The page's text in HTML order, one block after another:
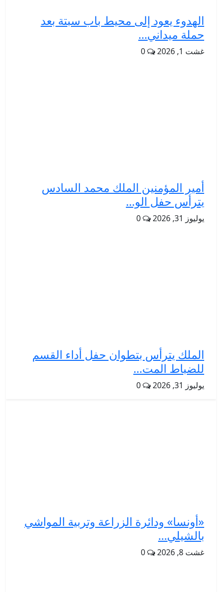
الهدوء يعود إلى محيط باب سبتة بعد
حملة ميداني...
غشت 1, 2026 0
أمير المؤمنين الملك محمد السادس
يترأس حفل الو...
يوليوز 31, 2026 0
الملك يترأس بتطوان حفل أداء القسم
للضباط المت...
يوليوز 31, 2026 0
«أونسا» ودائرة الزراعة وتربية المواشي
بالشيلي...
غشت 8, 2026 0